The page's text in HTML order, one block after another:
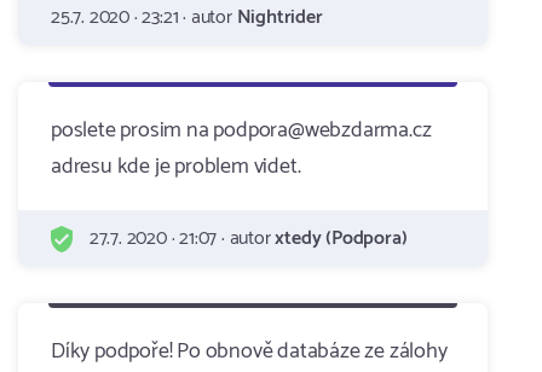
25.7. 2020 · 23:21 · autorNightrider
poslete prosim na podpora@webzdarma.cz
adresu kde je problem videt.
27.7. 2020 · 21:07 · autorxtedy (Podpora)
Díky podpoře! Po obnově databáze ze zálohy